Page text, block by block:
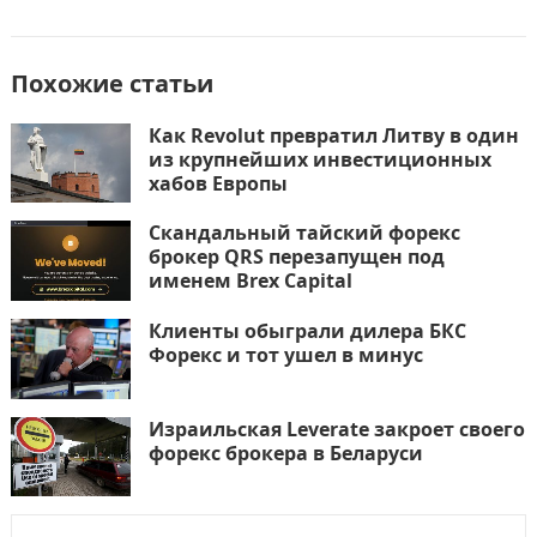
Похожие статьи
Как Revolut превратил Литву в один
из крупнейших инвестиционных
хабов Европы
Скандальный тайский форекс
брокер QRS перезапущен под
именем Brex Capital
Клиенты обыграли дилера БКС
Форекс и тот ушел в минус
Израильская Leverate закроет своего
форекс брокера в Беларуси